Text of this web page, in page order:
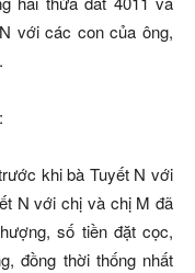
với các con của ông,
khi bà Tuyết N với
N với chị và chị M đã
số tiền đặt cọc,
đồng thời thống nhất